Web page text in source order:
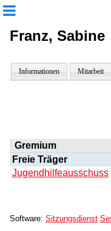
Franz, Sabine
Informationen Mitarbeit
Gremium
Freie Träger
Jugendhilfeausschuss
Software: Sitzungsdienst